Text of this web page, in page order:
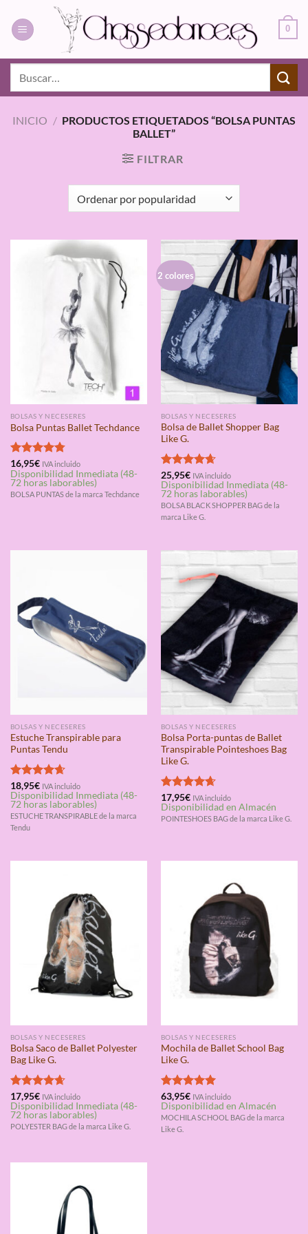
contenido
0
INICIO / PRODUCTOS ETIQUETADOS “BOLSA PUNTAS
BALLET”
FILTRAR
BOLSAS Y NECESERES
Bolsa Puntas Ballet Techdance
Valorado
con4.75
de 5
16,95€ IVA incluido
Disponibilidad Inmediata (48-
72 horas laborables)
BOLSA PUNTAS de la marca Techdance
2 colores
BOLSAS Y NECESERES
Bolsa de Ballet Shopper Bag
Like G.
Valorado
con4.67
de 5
25,95€ IVA incluido
Disponibilidad Inmediata (48-
72 horas laborables)
BOLSA BLACK SHOPPER BAG de la
marca Like G.
BOLSAS Y NECESERES
Estuche Transpirable para
Puntas Tendu
Valorado
con4.67
de 5
18,95€ IVA incluido
Disponibilidad Inmediata (48-
72 horas laborables)
ESTUCHE TRANSPIRABLE de la marca
Tendu
BOLSAS Y NECESERES
Bolsa Porta-puntas de Ballet
Transpirable Pointeshoes Bag
Like G.
Valorado
con4.67
de 5
17,95€ IVA incluido
Disponibilidad en Almacén
POINTESHOES BAG de la marca Like G.
BOLSAS Y NECESERES
Bolsa Saco de Ballet Polyester
Bag Like G.
Valorado
con4.67
de 5
17,95€ IVA incluido
Disponibilidad Inmediata (48-
72 horas laborables)
POLYESTER BAG de la marca Like G.
BOLSAS Y NECESERES
Mochila de Ballet School Bag
Like G.
Valorado
con5.00
de 5
63,95€ IVA incluido
Disponibilidad en Almacén
MOCHILA SCHOOL BAG de la marca
Like G.